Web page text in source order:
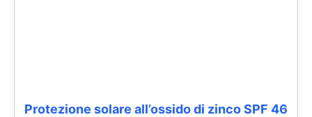
Protezione solare all’ossido di zinco SPF 46